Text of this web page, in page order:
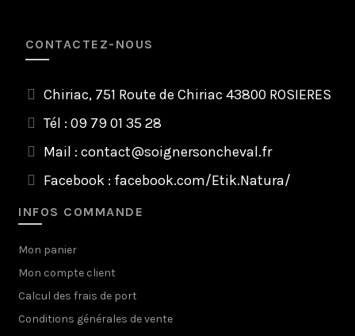
CONTACTEZ-NOUS
Chiriac, 751 Route de Chiriac 43800 ROSIERES
Tél : 09 79 01 35 28
Mail : contact@soignersoncheval.fr
Facebook : facebook.com/Etik.Natura/
INFOS COMMANDE
Mon panier
Mon compte client
Calcul des frais de port
Conditions générales de vente